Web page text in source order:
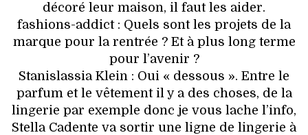
décoré leur maison, il faut les aider.
fashions-addict : Quels sont les projets de la
marque pour la rentrée ? Et à plus long terme
pour l’avenir ?
Stanislassia Klein : Oui « dessous ». Entre le
parfum et le vêtement il y a des choses, de la
lingerie par exemple donc je vous lache l’info,
Stella Cadente va sortir une ligne de lingerie à